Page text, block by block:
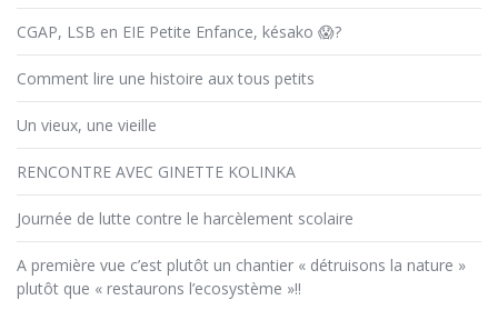
CGAP, LSB en EIE Petite Enfance, késako 😱?
Comment lire une histoire aux tous petits
Un vieux, une vieille
RENCONTRE AVEC GINETTE KOLINKA
Journée de lutte contre le harcèlement scolaire
A première vue c’est plutôt un chantier « détruisons la nature »
plutôt que « restaurons l’ecosystème »!!